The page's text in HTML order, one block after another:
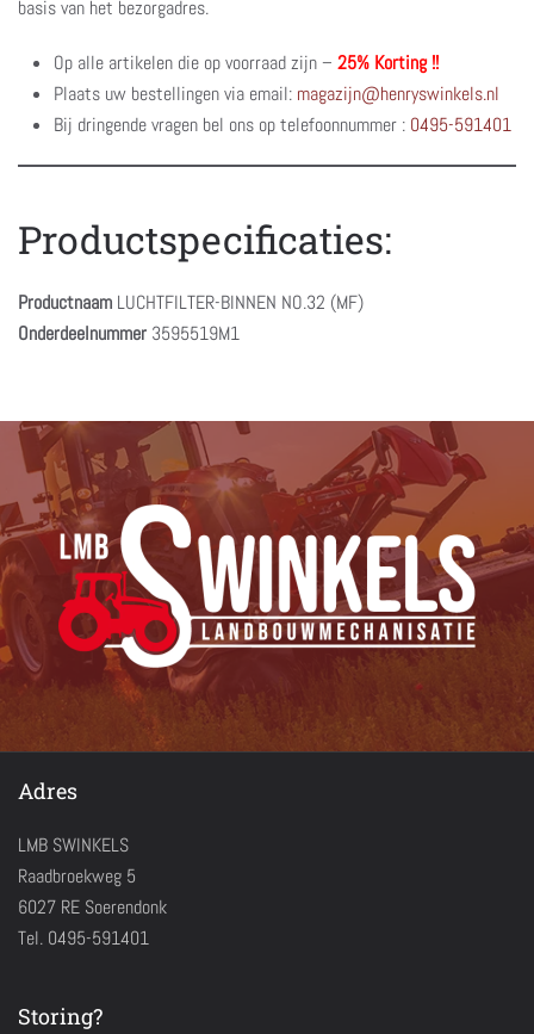
basis van het bezorgadres.
Op alle artikelen die op voorraad zijn – 25% Korting !!
Plaats uw bestellingen via email: magazijn@henryswinkels.nl
Bij dringende vragen bel ons op telefoonnummer : 0495-591401
Productspecificaties:
Productnaam LUCHTFILTER-BINNEN NO.32 (MF)
Onderdeelnummer 3595519M1
Adres
LMB SWINKELS
Raadbroekweg 5
6027 RE Soerendonk
Tel. 0495-591401
Storing?